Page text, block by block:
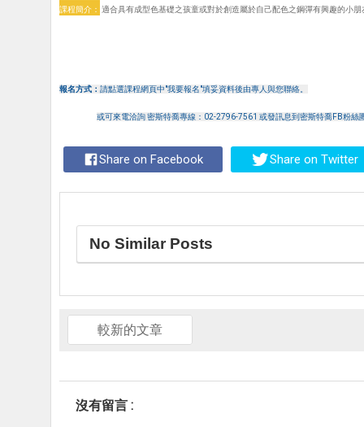
課程簡介： 適合具有成型色基礎之孩童或對於創造屬於自己配色之鋼彈有興趣的小朋
報名方式： 請點選課程網頁中"我要報名"填妥資料後由專人與您聯絡。
或可來電洽詢 密斯特喬專線：02-2796-7561 或發訊息到密斯特喬FB粉絲
Share on Facebook Share on Twitter
No Similar Posts
較新的文章
沒有留言 :